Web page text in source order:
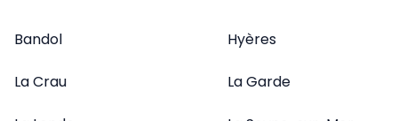
Bandol Hyères
La Crau La Garde